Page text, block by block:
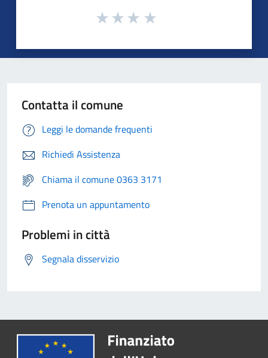
Contatta il comune
Leggi le domande frequenti
Richiedi Assistenza
Chiama il comune 0363 3171
Prenota un appuntamento
Problemi in città
Segnala disservizio